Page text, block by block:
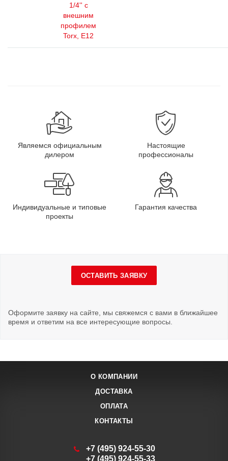
1/4'' с
внешним
профилем
Torx, E12
Являемся официальным
дилером
Настоящие
профессионалы
Индивидуальные и типовые
проекты
Гарантия качества
ОСТАВИТЬ ЗАЯВКУ
Оформите заявку на сайте, мы свяжемся с вами в ближайшее
время и ответим на все интересующие вопросы.
О КОМПАНИИ
ДОСТАВКА
ОПЛАТА
КОНТАКТЫ
+7 (495) 924-55-30
+7 (495) 924-55-33